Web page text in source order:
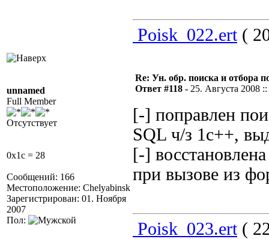
Poisk_022.ert(
unnamed
Full Member
Отсутствует
0x1c = 28
Сообщений: 166
Местоположение: Chelyabinsk
Зарегистрирован: 01. Ноября
2007
Пол:
Re: Ун. обр. поиска и отбора
Ответ #118 - 25. Августа 2008
[-] поправлен
SQL ч/з 1c++,
[-]
при вызове из
Poisk_023.ert(